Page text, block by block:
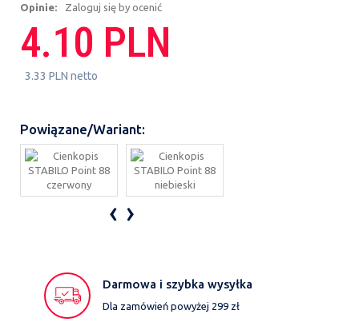
Opinie: Zaloguj się by ocenić
4.10 PLN
3.33 PLN netto
Powiązane/Wariant:
‹ ›
Darmowa i szybka wysyłka
Dla zamówień powyżej 299 zł